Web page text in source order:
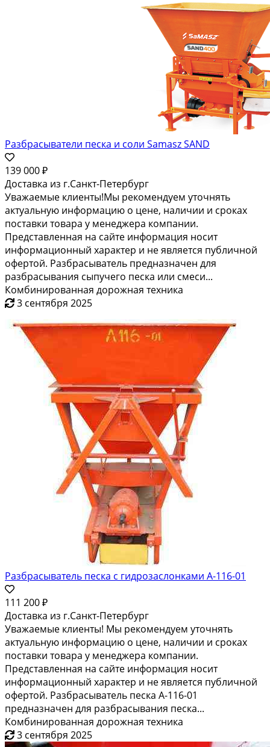
Разбрасыватели песка и соли Samasz SAND
139 000 ₽
Доставка из г.Санкт-Петербург
Уважаемые клиенты!Мы рекомендуем уточнять
актуальную информацию о цене, наличии и сроках
поставки товара у менеджера компании.
Представленная на сайте информация носит
информационный характер и не является публичной
офертой. Разбрасыватель предназначен для
разбрасывания сыпучего песка или смеси...
Комбинированная дорожная техника
3 сентября 2025
Разбрасыватель песка с гидрозаслонками А-116-01
111 200 ₽
Доставка из г.Санкт-Петербург
Уважаемые клиенты! Мы рекомендуем уточнять
актуальную информацию о цене, наличии и сроках
поставки товара у менеджера компании.
Представленная на сайте информация носит
информационный характер и не является публичной
офертой. Разбрасыватель песка А-116-01
предназначен для разбрасывания песка...
Комбинированная дорожная техника
3 сентября 2025